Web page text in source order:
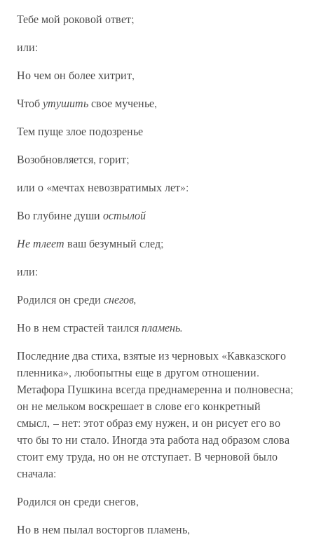
Тебе мой роковой ответ;
или:
Но чем он более хитрит,
Чтобутушитьсвое мученье,
Тем пуще злое подозренье
Возобновляется, горит;
или о «мечтах невозвратимых лет»:
Во глубине души остылой
Не тлеет ваш безумный след;
или:
Родился он среди снегов,
Но в нем страстей таилсяпламень.
Последние два стиха, взятые из черновых «Кавказского
пленника», любопытны еще в другом отношении.
Метафора Пушкина всегда преднамеренна и полновесна;
он не мельком воскрешает в слове его конкретный
смысл, – нет: этот образ ему нужен, и он рисует его во
что бы то ни стало. Иногда эта работа над образом слова
стоит ему труда, но он не отступает. В черновой было
сначала:
Родился он среди снегов,
Но в нем пылал восторгов пламень,